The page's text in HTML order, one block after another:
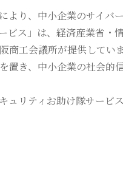
り、中小企業のサイバ
ビス」は、経済産業省
商工会議所が提供して
き、中小企業の社会的
ュリティお助け隊サー